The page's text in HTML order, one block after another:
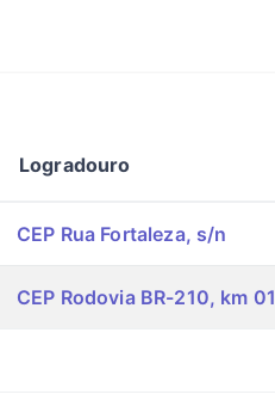
Logradouro
CEP Rua Fortaleza, s/n
CEP Rodovia BR-210, km 01